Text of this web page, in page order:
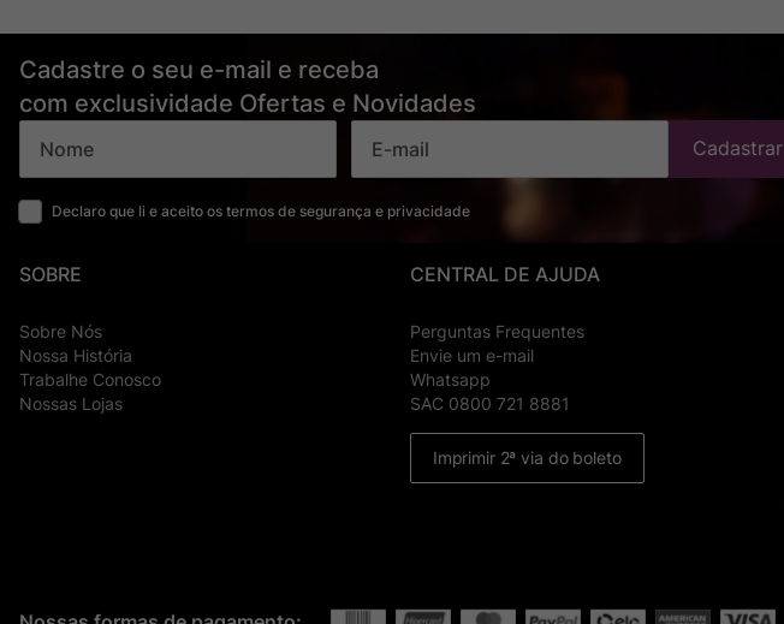
Cadastre o seu e-mail e receba
com exclusividade Ofertas e Novidades
Declaro que li e aceito os termos de segurança e privacidade
Cadastrar
SOBRE
Sobre Nós
Nossa História
Trabalhe Conosco
Nossas Lojas
CENTRAL DE AJUDA
Perguntas Frequentes
Envie um e-mail
Whatsapp
SAC 0800 721 8881
Imprimir 2ª via do boleto